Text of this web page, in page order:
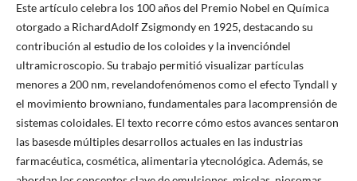
Este artículo celebra los 100 años del Premio Nobel en Química
otorgado a RichardAdolf Zsigmondy en 1925, destacando su
contribución al estudio de los coloides y la invencióndel
ultramicroscopio. Su trabajo permitió visualizar partículas
menores a 200 nm, revelandofenómenos como el efecto Tyndall y
el movimiento browniano, fundamentales para lacomprensión de
sistemas coloidales. El texto recorre cómo estos avances sentaron
las basesde múltiples desarrollos actuales en las industrias
farmacéutica, cosmética, alimentaria ytecnológica. Además, se